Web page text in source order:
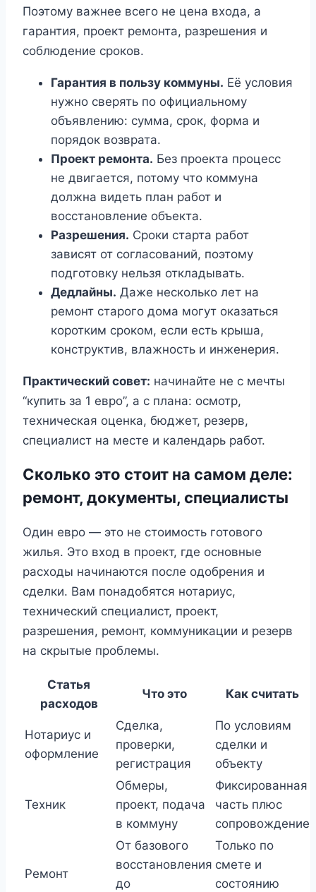
Поэтому важнее всего не цена входа, а
гарантия, проект ремонта, разрешения и
соблюдение сроков.
Гарантия в пользу коммуны. Её условия
нужно сверять по официальному
объявлению: сумма, срок, форма и
порядок возврата.
Проект ремонта. Без проекта процесс
не двигается, потому что коммуна
должна видеть план работ и
восстановление объекта.
Разрешения. Сроки старта работ
зависят от согласований, поэтому
подготовку нельзя откладывать.
Дедлайны. Даже несколько лет на
ремонт старого дома могут оказаться
коротким сроком, если есть крыша,
конструктив, влажность и инженерия.
Практический совет: начинайте не с мечты
“купить за 1 евро”, а с плана: осмотр,
техническая оценка, бюджет, резерв,
специалист на месте и календарь работ.
Сколько это стоит на самом деле:
ремонт, документы, специалисты
Один евро — это не стоимость готового
жилья. Это вход в проект, где основные
расходы начинаются после одобрения и
сделки. Вам понадобятся нотариус,
технический специалист, проект,
разрешения, ремонт, коммуникации и резерв
на скрытые проблемы.
Статья
расходов
Что это Как считать
Нотариус и
оформление
Сделка,
проверки,
регистрация
По условиям
сделки и
объекту
Техник
Обмеры,
проект, подача
в коммуну
Фиксированная
часть плюс
сопровождение
Ремонт
От базового
восстановления
до
Только по
смете и
состоянию